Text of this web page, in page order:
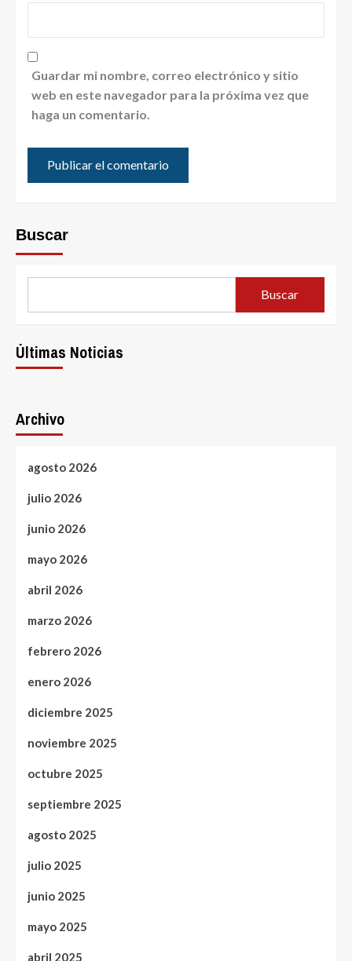
Guardar mi nombre, correo electrónico y sitio
web en este navegador para la próxima vez que
haga un comentario.
Buscar
Buscar
Últimas Noticias
Archivo
agosto 2026
julio 2026
junio 2026
mayo 2026
abril 2026
marzo 2026
febrero 2026
enero 2026
diciembre 2025
noviembre 2025
octubre 2025
septiembre 2025
agosto 2025
julio 2025
junio 2025
mayo 2025
abril 2025